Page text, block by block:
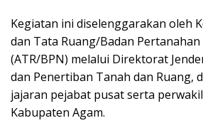
Kegiatan ini diselenggarakan oleh
dan Tata Ruang/Badan
(ATR/BPN) melalui Direktorat
dan Penertiban Tanah dan Ruang,
jajaran pejabat pusat serta
Kabupaten Agam.